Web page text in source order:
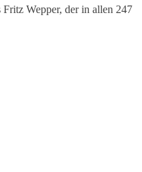
Wepper, der in allen 247